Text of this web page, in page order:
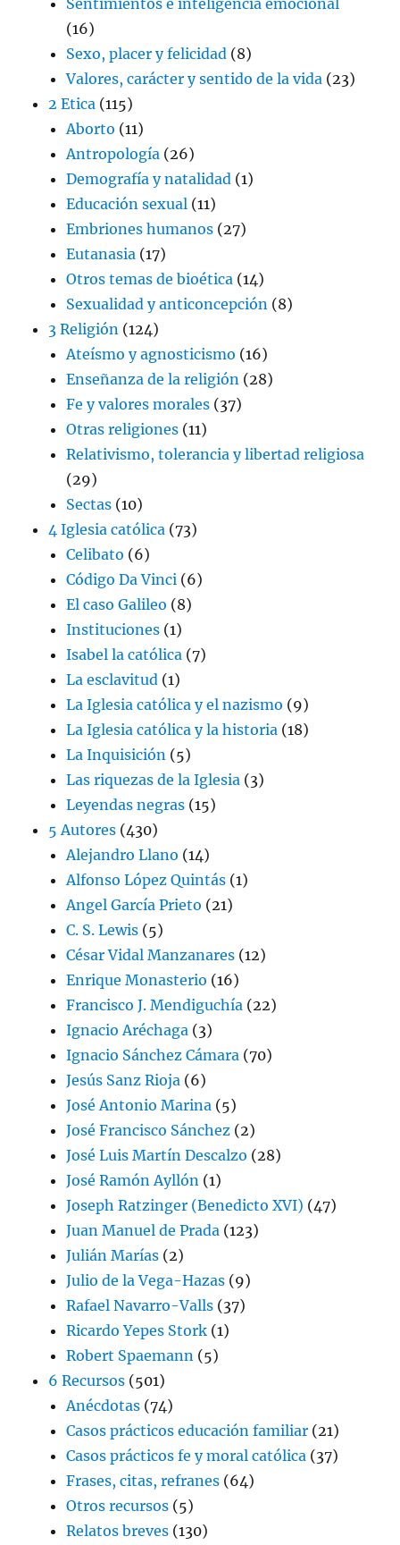
(16)
Sexo, placer y felicidad (8)
Valores, carácter y sentido de la vida (23)
2 Etica (115)
Aborto (11)
Antropología (26)
Demografía y natalidad (1)
Educación sexual (11)
Embriones humanos (27)
Eutanasia (17)
Otros temas de bioética (14)
Sexualidad y anticoncepción (8)
3 Religión (124)
Ateísmo y agnosticismo (16)
Enseñanza de la religión (28)
Fe y valores morales (37)
Otras religiones (11)
Relativismo, tolerancia y libertad religiosa
(29)
Sectas (10)
4 Iglesia católica (73)
Celibato (6)
Código Da Vinci (6)
El caso Galileo (8)
Instituciones (1)
Isabel la católica (7)
La esclavitud (1)
La Iglesia católica y el nazismo (9)
La Iglesia católica y la historia (18)
La Inquisición (5)
Las riquezas de la Iglesia (3)
Leyendas negras (15)
5 Autores (430)
Alejandro Llano (14)
Alfonso López Quintás (1)
Angel García Prieto (21)
C. S. Lewis (5)
César Vidal Manzanares (12)
Enrique Monasterio (16)
Francisco J. Mendiguchía (22)
Ignacio Aréchaga (3)
Ignacio Sánchez Cámara (70)
Jesús Sanz Rioja (6)
José Antonio Marina (5)
José Francisco Sánchez (2)
José Luis Martín Descalzo (28)
José Ramón Ayllón (1)
Joseph Ratzinger (Benedicto XVI) (47)
Juan Manuel de Prada (123)
Julián Marías (2)
Julio de la Vega-Hazas (9)
Rafael Navarro-Valls (37)
Ricardo Yepes Stork (1)
Robert Spaemann (5)
6 Recursos (501)
Anécdotas (74)
Casos prácticos educación familiar (21)
Casos prácticos fe y moral católica (37)
Frases, citas, refranes (64)
Otros recursos (5)
Relatos breves (130)